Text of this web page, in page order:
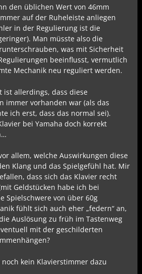
den üblichen Wert von 46mm
auf der Ruheleiste anliegen
in der Regulierung ist die
Man müsste also die
was mit Sicherheit
beeinflusst, vermutlich
Mechanik neu reguliert werden.
ist allerdings, dass diese
immer vorhanden war (als das
ich erst, dass das normal sei).
bei Yamaha doch korrekt
allem, welche Auswirkungen diese
Klang und das Spielgefühl hat. Mir
dass sich das Klavier recht
Geldstücken habe ich bei
Spielschwere von über 60g
fühlt sich auch eher „federn“ an,
Auslösung zu früh im Tastenweg
mit der geschilderten
kein Klavierstimmer dazu